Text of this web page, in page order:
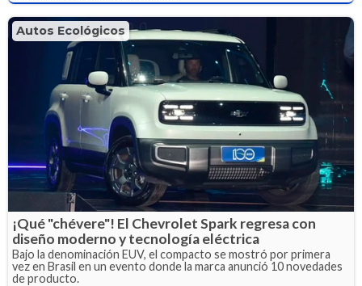
Autos Ecológicos
¡Qué "chévere"! El Chevrolet Spark regresa con
diseño moderno y tecnología eléctrica
Bajo la denominación EUV, el compacto se mostró por primera
vez en Brasil en un evento donde la marca anunció 10 novedades
de producto.